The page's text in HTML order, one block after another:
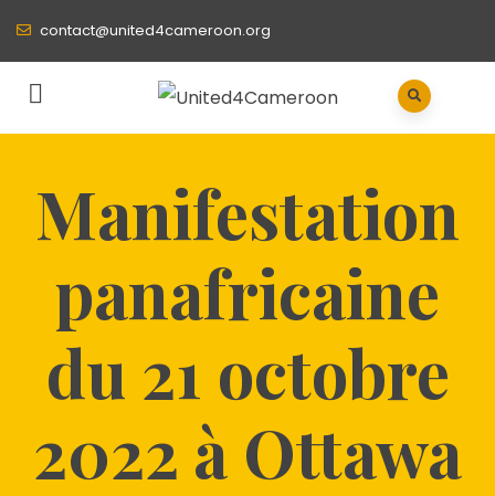
contact@united4cameroon.org
Manifestation
panafricaine
du 21 octobre
2022 à Ottawa